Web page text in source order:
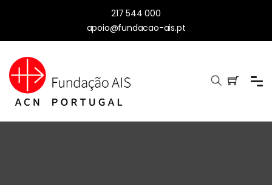
217 544 000
apoio@fundacao-ais.pt